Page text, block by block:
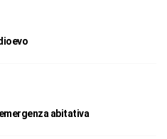
abitativa